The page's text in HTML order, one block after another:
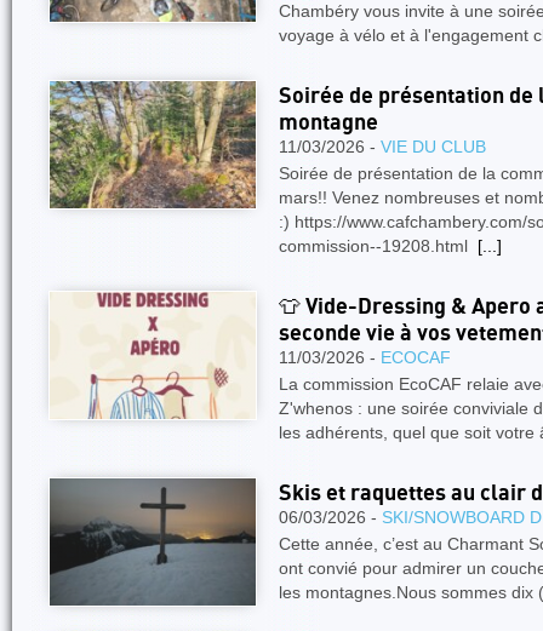
Chambéry vous invite à une
voyage à vélo et à l'engagement
Soirée de présentation de
montagne
11/03/2026 - VIE DU CLUB
Soirée de présentation de la
mars!! Venez nombreuses et
:) https://www.cafchambery.com/
commission--19208.html [...]
👕 Vide-Dressing & Apero
seconde vie à vos
11/03/2026 - ECOCAF
La commission EcoCAF relaie
Z'whenos : une soirée conviviale
les adhérents, quel que soit votre
Skis et raquettes au clair
06/03/2026 - SKI/SNOWBOARD
Cette année, c’est au Charmant
ont convié pour admirer un
les montagnes.Nous sommes